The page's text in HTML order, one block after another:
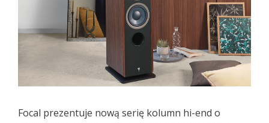
Focal prezentuje nową serię kolumn hi-end o